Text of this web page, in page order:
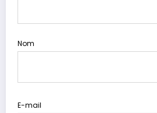
Nom
E-mail